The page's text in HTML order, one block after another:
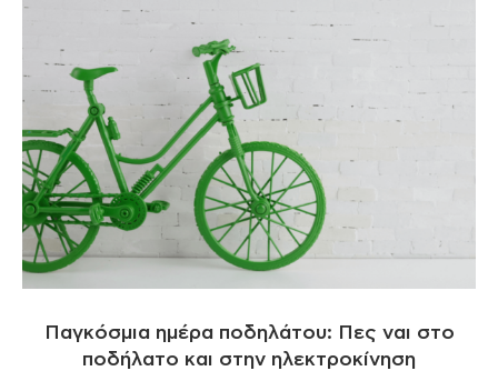
Παγκόσμια ημέρα ποδηλάτου: Πες ναι στο
ποδήλατο και στην ηλεκτροκίνηση